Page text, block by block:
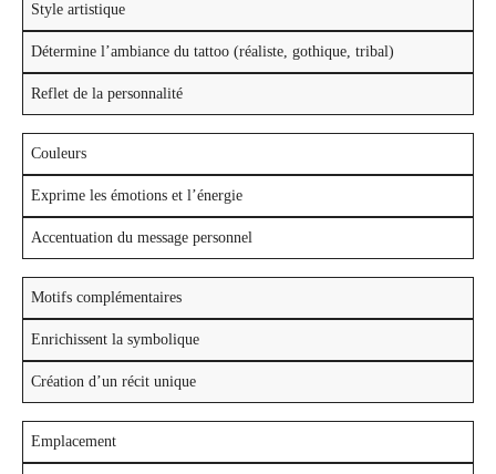
Style artistique
Détermine l’ambiance du tattoo (réaliste, gothique, tribal)
Reflet de la personnalité
Couleurs
Exprime les émotions et l’énergie
Accentuation du message personnel
Motifs complémentaires
Enrichissent la symbolique
Création d’un récit unique
Emplacement